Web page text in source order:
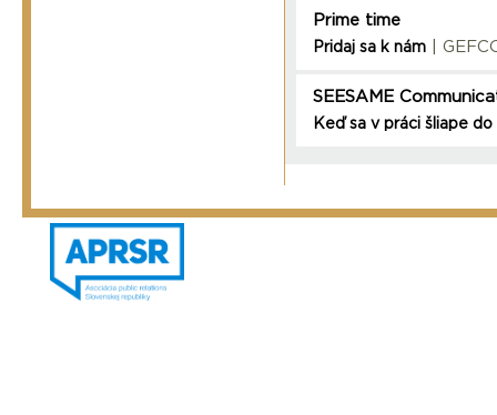
Prime time
Pridaj sa k nám |
SEESAME
Keď sa v práci šliape